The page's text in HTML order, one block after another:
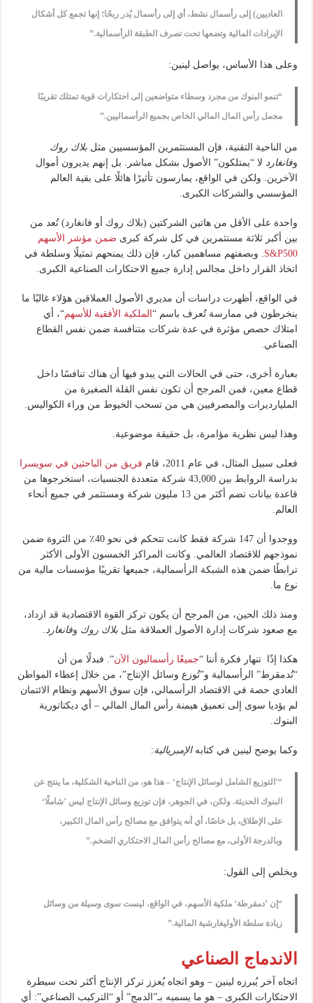
العاديين) إلى رأسمال نشط، أي إلى رأسمال يُدر ربحًا؛ إنها تجمع كل أشكال
الإيرادات المالية وتضعها تحت تصرف الطبقة الرأسمالية.”
وعلى هذا الأساس، يواصل لينين:
“تنمو البنوك من مجرد وسطاء متواضعين إلى احتكارات قوية تمتلك تقريبًا
مجمل رأس المال المالي الخاص بجميع الرأسماليين.”
من الناحية التقنية، فإن المستثمرين المؤسسيين مثلبلاك روك
وفانغارد لا “يمتلكون” الأصول بشكل مباشر. بل إنهم يديرون أموال
الآخرين. ولكن في الواقع، يمارسون تأثيرًا هائلًا على بقية العالم
المؤسسي والشركات الكبرى.
واحدة على الأقل من هاتين الشركتين (بلاك روك أو فانغارد) تُعد من
بين أكبر ثلاثة مستثمرين في كل شركة كبرى ضمن مؤشر الأسهم
S&P500 . وبصفتهم مساهمين كبار، فإن ذلك يمنحهم تمثيلًا وسلطة في
اتخاذ القرار داخل مجالس إدارة جميع الاحتكارات الصناعية الكبرى.
في الواقع، أظهرت دراسات أن مديري الأصول العملاقين هؤلاء غالبًا ما
ينخرطون في ممارسة تُعرف باسم “ الملكية الأفقية للأسهم“، أي
امتلاك حصص مؤثرة في عدة شركات متنافسة ضمن نفس القطاع
الصناعي.
بعبارة أخرى، حتى في الحالات التي يبدو فيها أن هناك تنافسًا داخل
قطاع معين، فمن المرجح أن تكون نفس القلة الصغيرة من
المليارديرات والمصرفيين هي من تسحب الخيوط من وراء الكواليس.
وهذا ليس نظرية مؤامرة، بل حقيقة موضوعية.
فعلى سبيل المثال، في عام 2011، قام
فريق من الباحثين في سويسرا
بدراسة الروابط بين 43,000 شركة متعددة الجنسيات، استخرجوها من
قاعدة بيانات تضم أكثر من 13 مليون شركة ومستثمر في جميع أنحاء
العالم.
ووجدوا أن 147 شركة فقط كانت تتحكم في نحو 40٪ من الثروة ضمن
نموذجهم للاقتصاد العالمي. وكانت المراكز الخمسون الأولى الأكثر
ترابطًا ضمن هذه الشبكة الرأسمالية، جميعها تقريبًا مؤسسات مالية من
نوع ما.
ومنذ ذلك الحين، من المرجح أن يكون تركز القوة الاقتصادية قد ازداد،
مع صعود شركات إدارة الأصول العملاقة مثلبلاك روك وفانغارد
هكذا إذًا تنهار فكرة أننا “جميعًا رأسماليون الآن“. فبدلًا من أن
“تُدمقرط” الرأسمالية و”تُوزع وسائل الإنتاج”، من خلال إعطاء المواطن
العادي حصة في الاقتصاد الرأسمالي، فإن سوق الأسهم ونظام الائتمان
لم يؤديا سوى إلى تعميق هيمنة رأس المال المالي – أي ديكتاتورية
البنوك.
وكما يوضح لينين في كتابهالإمبريالية:
“’التوزيع الشامل لوسائل الإنتاج‘ – هذا هو، من الناحية الشكلية، ما ينتج عن
البنوك الحديثة. ولكن، في الجوهر، فإن توزيع وسائل الإنتاج ليس ’شاملًا‘
على الإطلاق، بل خاصًا، أي أنه يتوافق مع مصالح رأس المال الكبير،
وبالدرجة الأولى، مع مصالح رأس المال الاحتكاري الضخم.”
ويخلص إلى القول:
“إن ’دمقرطة‘ ملكية الأسهم، في الواقع، ليست سوى وسيلة من وسائل
زيادة سلطة الأوليغارشية المالية.”
الاندماج الصناعي
اتجاه آخر يُبرزه لينين – وهو اتجاه يُعزز تركز الإنتاج أكثر تحت سيطرة
الاحتكارات الكبرى – هو ما يسميه بـ”الدمج” أو “التركيب الصناعي”: أي